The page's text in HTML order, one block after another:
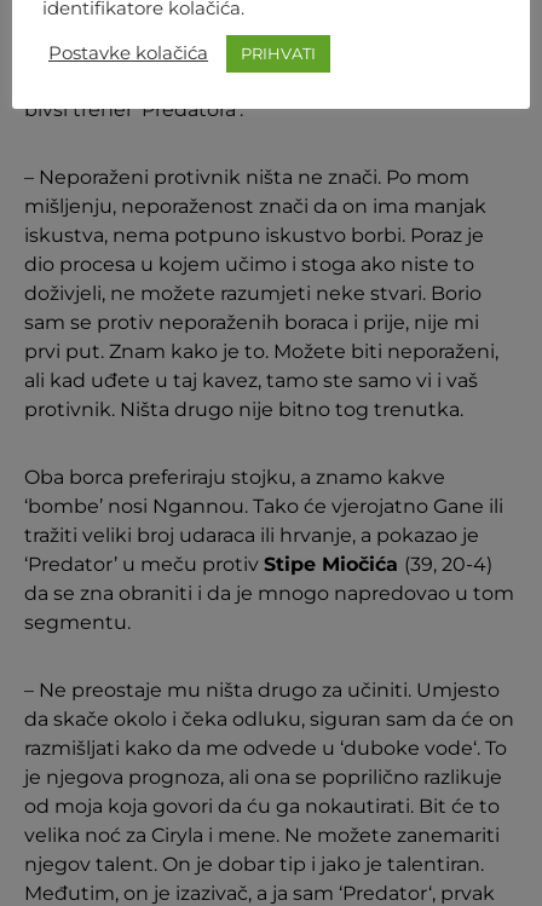
Gane je izuzetno nezgodan protivnik za sve, a
vjerojatno će biti i za trenutnog prvaka te je još
uvijek neporažen, a trener mu je
bivši trener ‘Predatora’.
– Neporaženi protivnik ništa ne znači. Po mom
mišljenju, neporaženost znači da on ima manjak
iskustva, nema potpuno iskustvo borbi. Poraz je
dio procesa u kojem učimo i stoga ako niste to
doživjeli, ne možete razumjeti neke stvari. Borio
sam se protiv neporaženih boraca i prije, nije mi
prvi put. Znam kako je to. Možete biti neporaženi,
ali kad uđete u taj kavez, tamo ste samo vi i vaš
protivnik. Ništa drugo nije bitno tog trenutka.
Oba borca preferiraju stojku, a znamo kakve
‘bombe’ nosi Ngannou. Tako će vjerojatno Gane ili
tražiti veliki broj udaraca ili hrvanje, a pokazao je
‘Predator’ u meču protiv Stipe Miočića (39, 20-4)
da se zna obraniti i da je mnogo napredovao u tom
segmentu.
– Ne preostaje mu ništa drugo za učiniti. Umjesto
da skače okolo i čeka odluku, siguran sam da će on
razmišljati kako da me odvede u ‘duboke vode‘. To
je njegova prognoza, ali ona se poprilično razlikuje
od moja koja govori da ću ga nokautirati. Bit će to
velika noć za Ciryla i mene. Ne možete zanemariti
njegov talent. On je dobar tip i jako je talentiran.
Međutim, on je izazivač, a ja sam ‘Predator‘, prvak
identifikatore kolačića.
Postavke kolačića PRIHVATI